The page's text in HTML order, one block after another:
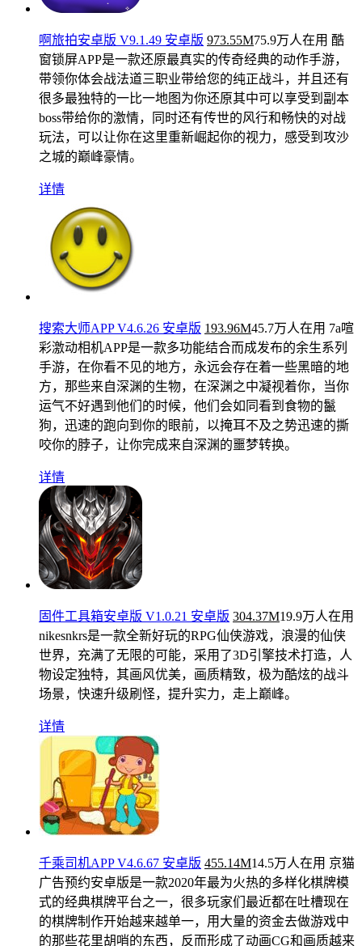
啊旅拍安卓版 V9.1.49 安卓版 973.55M75.9万人在用 酷
窗锁屏APP是一款还原最真实的传奇经典的动作手游，
带领你体会战法道三职业带给您的纯正战斗，并且还有
很多最独特的一比一地图为你还原其中可以享受到副本
boss带给你的激情，同时还有传世的风行和畅快的对战
玩法，可以让你在这里重新崛起你的视力，感受到攻沙
之城的巅峰豪情。
详情
搜索大师APP V4.6.26 安卓版 193.96M45.7万人在用 7a喧
彩激动相机APP是一款多功能结合而成发布的余生系列
手游，在你看不见的地方，永远会存在着一些黑暗的地
方，那些来自深渊的生物，在深渊之中凝视着你，当你
运气不好遇到他们的时候，他们会如同看到食物的鬣
狗，迅速的跑向到你的眼前，以掩耳不及之势迅速的撕
咬你的脖子，让你完成来自深渊的噩梦转换。
详情
固件工具箱安卓版 V1.0.21 安卓版 304.37M19.9万人在用
nikesnkrs是一款全新好玩的RPG仙侠游戏，浪漫的仙侠
世界，充满了无限的可能，采用了3D引擎技术打造，人
物设定独特，其画风优美，画质精致，极为酷炫的战斗
场景，快速升级刷怪，提升实力，走上巅峰。
详情
千乘司机APP V4.6.67 安卓版 455.14M14.5万人在用 京猫
广告预约安卓版是一款2020年最为火热的多样化棋牌模
式的经典棋牌平台之一，很多玩家们最近都在吐槽现在
的棋牌制作开始越来越单一，用大量的资金去做游戏中
的那些花里胡哨的东西，反而形成了动画CG和画质越来